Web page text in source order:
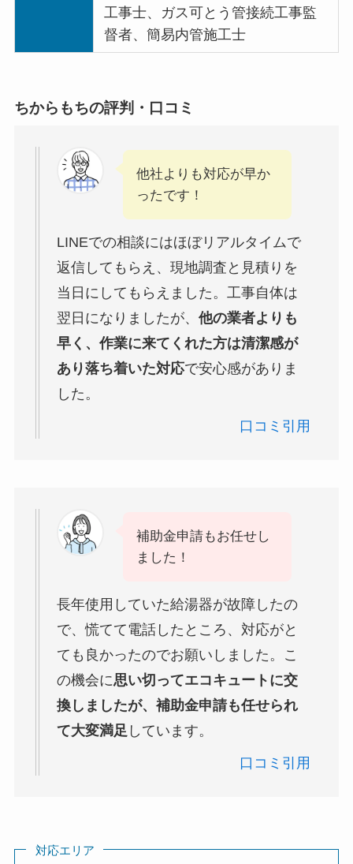
工事士、ガス可とう管接続工事監
督者、簡易内管施工士
ちからもちの評判・口コミ
他社よりも対応が早か
ったです！
LINEでの相談にはほぼリアルタイムで
返信してもらえ、現地調査と見積りを
当日にしてもらえました。工事自体は
翌日になりましたが、 他の業者よりも
早く、作業に来てくれた方は清潔感が
あり落ち着いた対応で安心感がありま
した。
口コミ引用
補助金申請もお任せし
ました！
長年使用していた給湯器が故障したの
で、慌てて電話したところ、対応がと
ても良かったのでお願いしました。こ
の機会に思い切ってエコキュートに交
換しましたが、補助金申請も任せられ
て大変満足しています。
口コミ引用
対応エリア